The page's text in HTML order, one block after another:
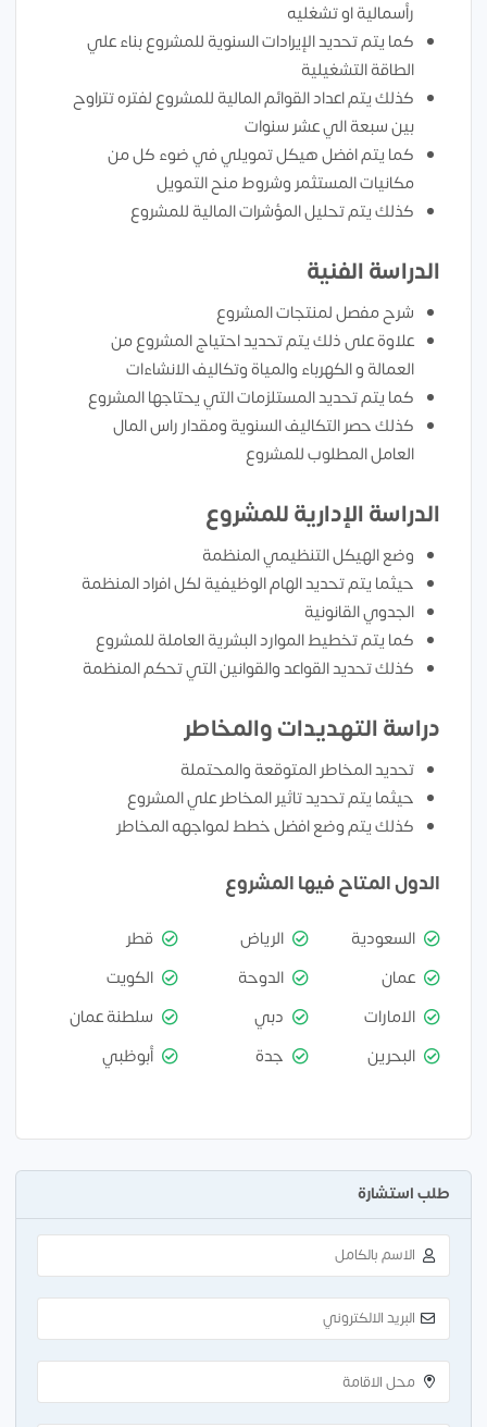
رأسمالية او تشغليه
كما يتم تحديد الإيرادات السنوية للمشروع بناء علي
الطاقة التشغيلية
كذلك يتم اعداد القوائم المالية للمشروع لفتره تتراوح
بين سبعة الي عشر سنوات
كما يتم افضل هيكل تمويلي في ضوء كل من
مكانيات المستثمر وشروط منح التمويل
كذلك يتم تحليل المؤشرات المالية للمشروع
الدراسة الفنية
شرح مفصل لمنتجات المشروع
علاوة على ذلك يتم تحديد احتياج المشروع من
العمالة و الكهرباء والمياة وتكاليف الانشاءات
كما يتم تحديد المستلزمات التي يحتاجها المشروع
كذلك حصر التكاليف السنوية ومقدار راس المال
العامل المطلوب للمشروع
الدراسة الإدارية للمشروع
وضع الهيكل التنظيمي المنظمة
حيثما يتم تحديد الهام الوظيفية لكل افراد المنظمة
الجدوي القانونية
كما يتم تخطيط الموارد البشرية العاملة للمشروع
كذلك تحديد القواعد والقوانين التي تحكم المنظمة
دراسة التهديدات والمخاطر
تحديد المخاطر المتوقعة والمحتملة
حيثما يتم تحديد تاثير المخاطر علي المشروع
كذلك يتم وضع افضل خطط لمواجهه المخاطر
الدول المتاح فيها المشروع
السعودية الرياض
قطر
عمان
الدوحة
الكويت
الامارات
دبي
سلطنة عمان
البحرين
جدة أبوظبي
طلب استشارة